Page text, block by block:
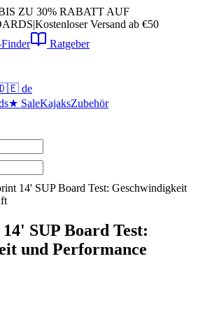
ZU 30% RABATT AUF
|Kostenloser Versand ab €50
Ratgeber
de
★ SaleKajaksZubehör
14' SUP Board Test: Geschwindigkeit
SUP Board Test:
und Performance